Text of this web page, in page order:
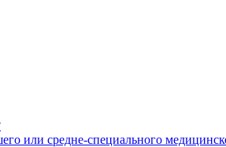
или средне-специального